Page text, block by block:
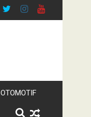
OTOMOTIF